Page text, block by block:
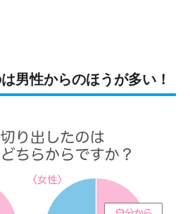
男性からのほうが多い！